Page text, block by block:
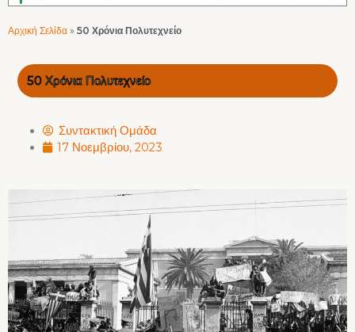
Αρχική Σελίδα » 50 Χρόνια Πολυτεχνείο
50 Χρόνια Πολυτεχνείο
Συντακτική Ομάδα
17 Νοεμβρίου, 2023